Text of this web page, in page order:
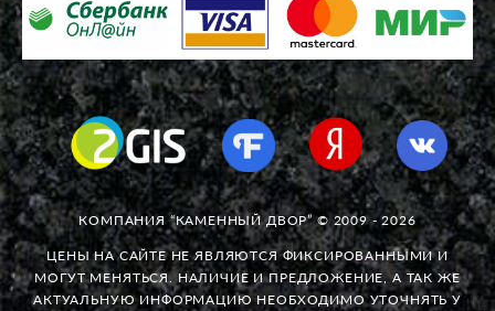
КОМПАНИЯ “КАМЕННЫЙ ДВОР” © 2009 - 2026
ЦЕНЫ НА САЙТЕ НЕ ЯВЛЯЮТСЯ ФИКСИРОВАННЫМИ И
МОГУТ МЕНЯТЬСЯ. НАЛИЧИЕ И ПРЕДЛОЖЕНИЕ, А ТАК ЖЕ
АКТУАЛЬНУЮ ИНФОРМАЦИЮ НЕОБХОДИМО УТОЧНЯТЬ У